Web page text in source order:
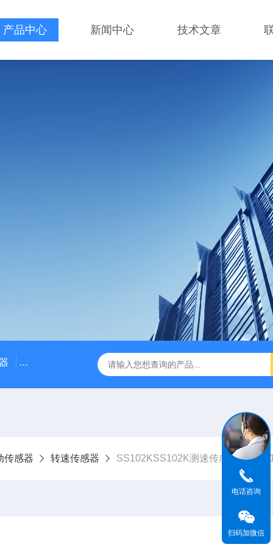
产品中心 新闻中心 技术文章
NE3100电涡流位移传感器 三轴振动传感器 加速度
传感器 转速传感器 SS102KSS102K测速传感器 （
电话咨询
扫码加微信